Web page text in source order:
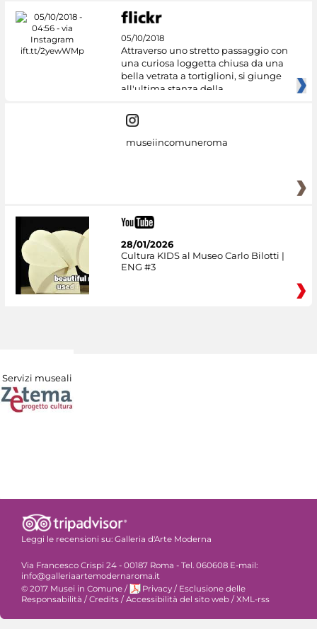
05/10/2018
Attraverso uno stretto passaggio con
una curiosa loggetta chiusa da una
bella vetrata a tortiglioni, si giunge
all'ultima stanza della
museiincomuneroma
28/01/2026
Cultura KIDS al Museo Carlo Bilotti |
ENG #3
Servizi museali
Leggi le recensioni su: Galleria d'Arte Moderna
Via Francesco Crispi 24 - 00187 Roma - Tel. 060608 E-mail:
info@galleriaartemodernaroma.it
© 2017 Musei in Comune / Privacy / Esclusione delle
Responsabilità /Credits /Accessibilità del sito web /XML-rss